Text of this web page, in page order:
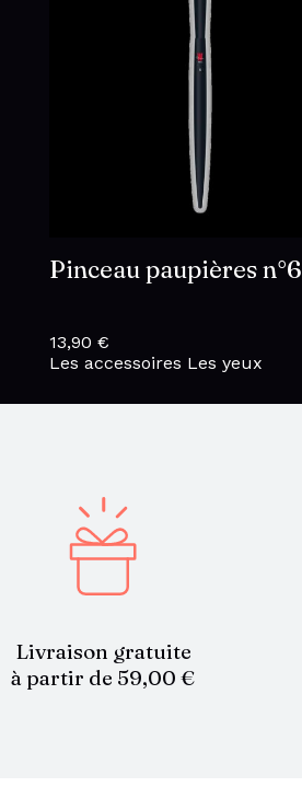
Pinceau paupières n°6
13,90 €
Les accessoires Les yeux
Livraison gratuite
à partir de 59,00 €